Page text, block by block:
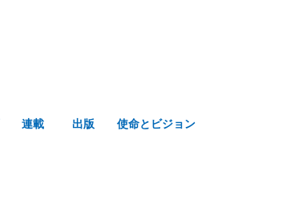
連載 出版 使命とビジョン